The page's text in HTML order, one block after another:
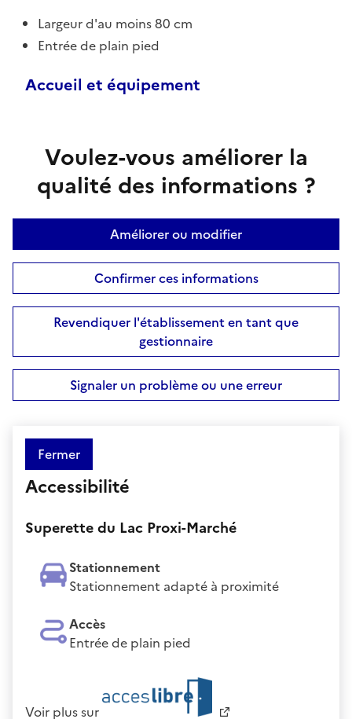
Largeur d'au moins 80 cm
Entrée de plain pied
Accueil et équipement
Voulez-vous améliorer la
qualité des informations ?
Améliorer ou modifier
Confirmer ces informations
Revendiquer l'établissement en tant que
gestionnaire
Signaler un problème ou une erreur
Fermer
Accessibilité
Superette du Lac Proxi-Marché
Stationnement
Stationnement adapté à proximité
Accès
Entrée de plain pied
Voir plus sur